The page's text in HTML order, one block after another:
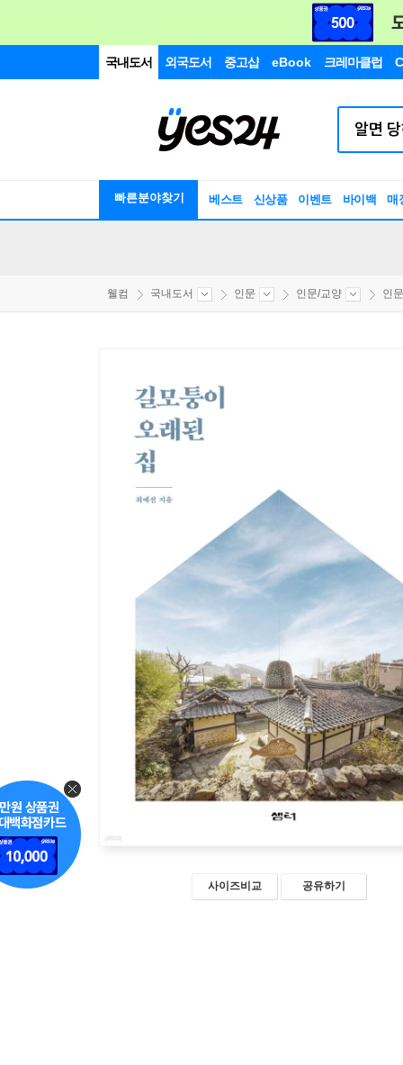
국내도서 외국도서 중고샵 eBook 크레마클럽
빠른분야찾기 베스트 신상품 이벤트 바이백 매
웰컴 국내도서 인문 인문/교양 인
사이즈비교 공유하기